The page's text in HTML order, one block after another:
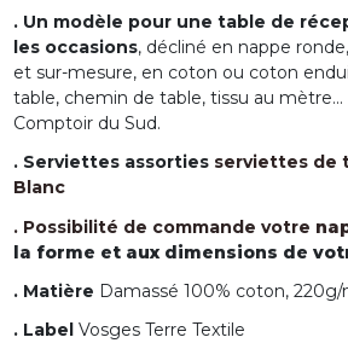
. Un modèle pour une table de
les occasions, décliné en nappe
et sur-mesure, en coton ou coton
table, chemin de table, tissu au
Comptoir du Sud.
. Serviettes assorties serviettes de
Blanc
. Possibilité de commande votre
la forme et aux dimensions de
. Matière Damassé 100% coton, 220g/
. Label Vosges Terre Textile